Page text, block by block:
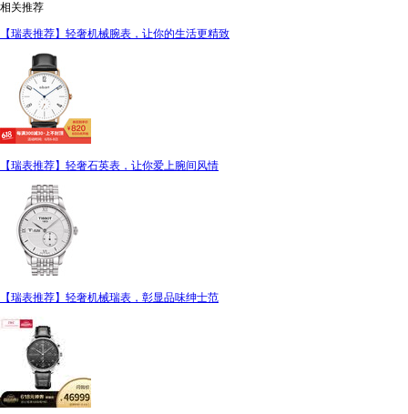
相关推荐
【瑞表推荐】轻奢机械腕表，让你的生活更精致
【瑞表推荐】轻奢石英表，让你爱上腕间风情
【瑞表推荐】轻奢机械瑞表，彰显品味绅士范